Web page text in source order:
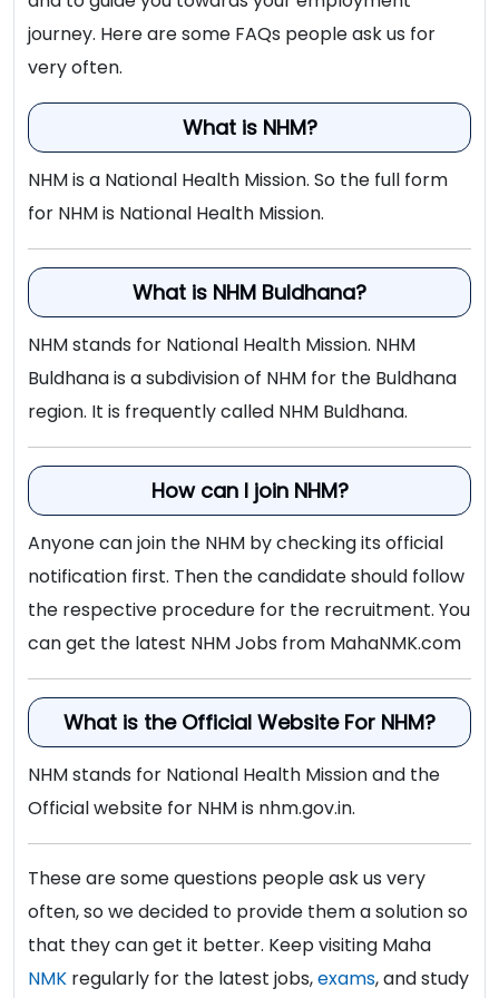
एकूण: 94 जागा
NHM Buldhana Bharti 2025Details:
NHM Buldhana Vacancy 2025
क्रमांक
पदांचे नाव जागा
1
वैद्यकिय अधिकारी MBBS
/Medical Officer MBBS
2 एन्टोमॉलॉजिस्ट /Entomologist
पब्लीक हेल्थ स्पेशालिस्ट
/Public Health Specialist
लॅब टेक्नीशिय / Lab Technician
5 स्टाफ नर्स / Staff Nurse 10
6
बहुउददेशिय आरोग्य सेवक
(पुरुष) /Multipurpose Health
Worker (Male)
07
Educational Qualification For NHM
Buldhana Recruitment 2025
पद
क्रमांक
शैक्षणिक पात्रता
Khamgaon
] खामगाव, बुलढाणा येथे अर्धवेळ वैद्यकीय
अधिकारी पदांच्या ०२ जागांसाठी पात्र उमेदवारांकडून
अर्ज मागवण्यात येत असून अर्ज पोहचण्याची अंतिम
दिनांक ३१ डिसेंबर २०२२ आहे. सविस्तर माहितीसाठी
कृपया जाहिरात पाहा.
एकूण: ०२ जागा
NHM Khamgaon RecruitmentDetails:
पदांचे नाव
शैक्षणिक
पात्रता
जागा
अर्धवेळ वैद्यकीय अधिकारी
/Part Time Medical
Officer
एमबीबीएस ०२
Eligibility Criteria For NHM Khamgaon
शुल्क :शुल्क नाही
नोकरी ठिकाण : खामगाव,बुलढाणा(महाराष्ट्र)
अर्ज पाठविण्याचा पत्ता :शहरी नागरी आरोग्य केंद्र नगर
परिषद दवाखाना खामगांव टॉवर चौक, नांदुरा रोड,
जाहिरात (Notification) :येथे क्लिक करा
Official Site :www.buldhana.nic.in
journey. Here are some FAQs people ask us for
very often.
What is NHM?
NHM is a National Health Mission. So the full form
for NHM is National Health Mission.
What is NHM Buldhana?
NHM stands for National Health Mission. NHM
Buldhana is a subdivision of NHM for the Buldhana
region. It is frequently called NHM Buldhana.
How can I join NHM?
Anyone can join the NHM by checking its official
notification first. Then the candidate should follow
the respective procedure for the recruitment. You
can get the latest NHM Jobs from MahaNMK.com
What is the Official Website For NHM?
NHM stands for National Health Mission and the
Official website for NHM is nhm.gov.in.
These are some questions people ask us very
often, so we decided to provide them a solution so
that they can get it better. Keep visiting Maha
NMK regularly for the latest jobs,exams, and study